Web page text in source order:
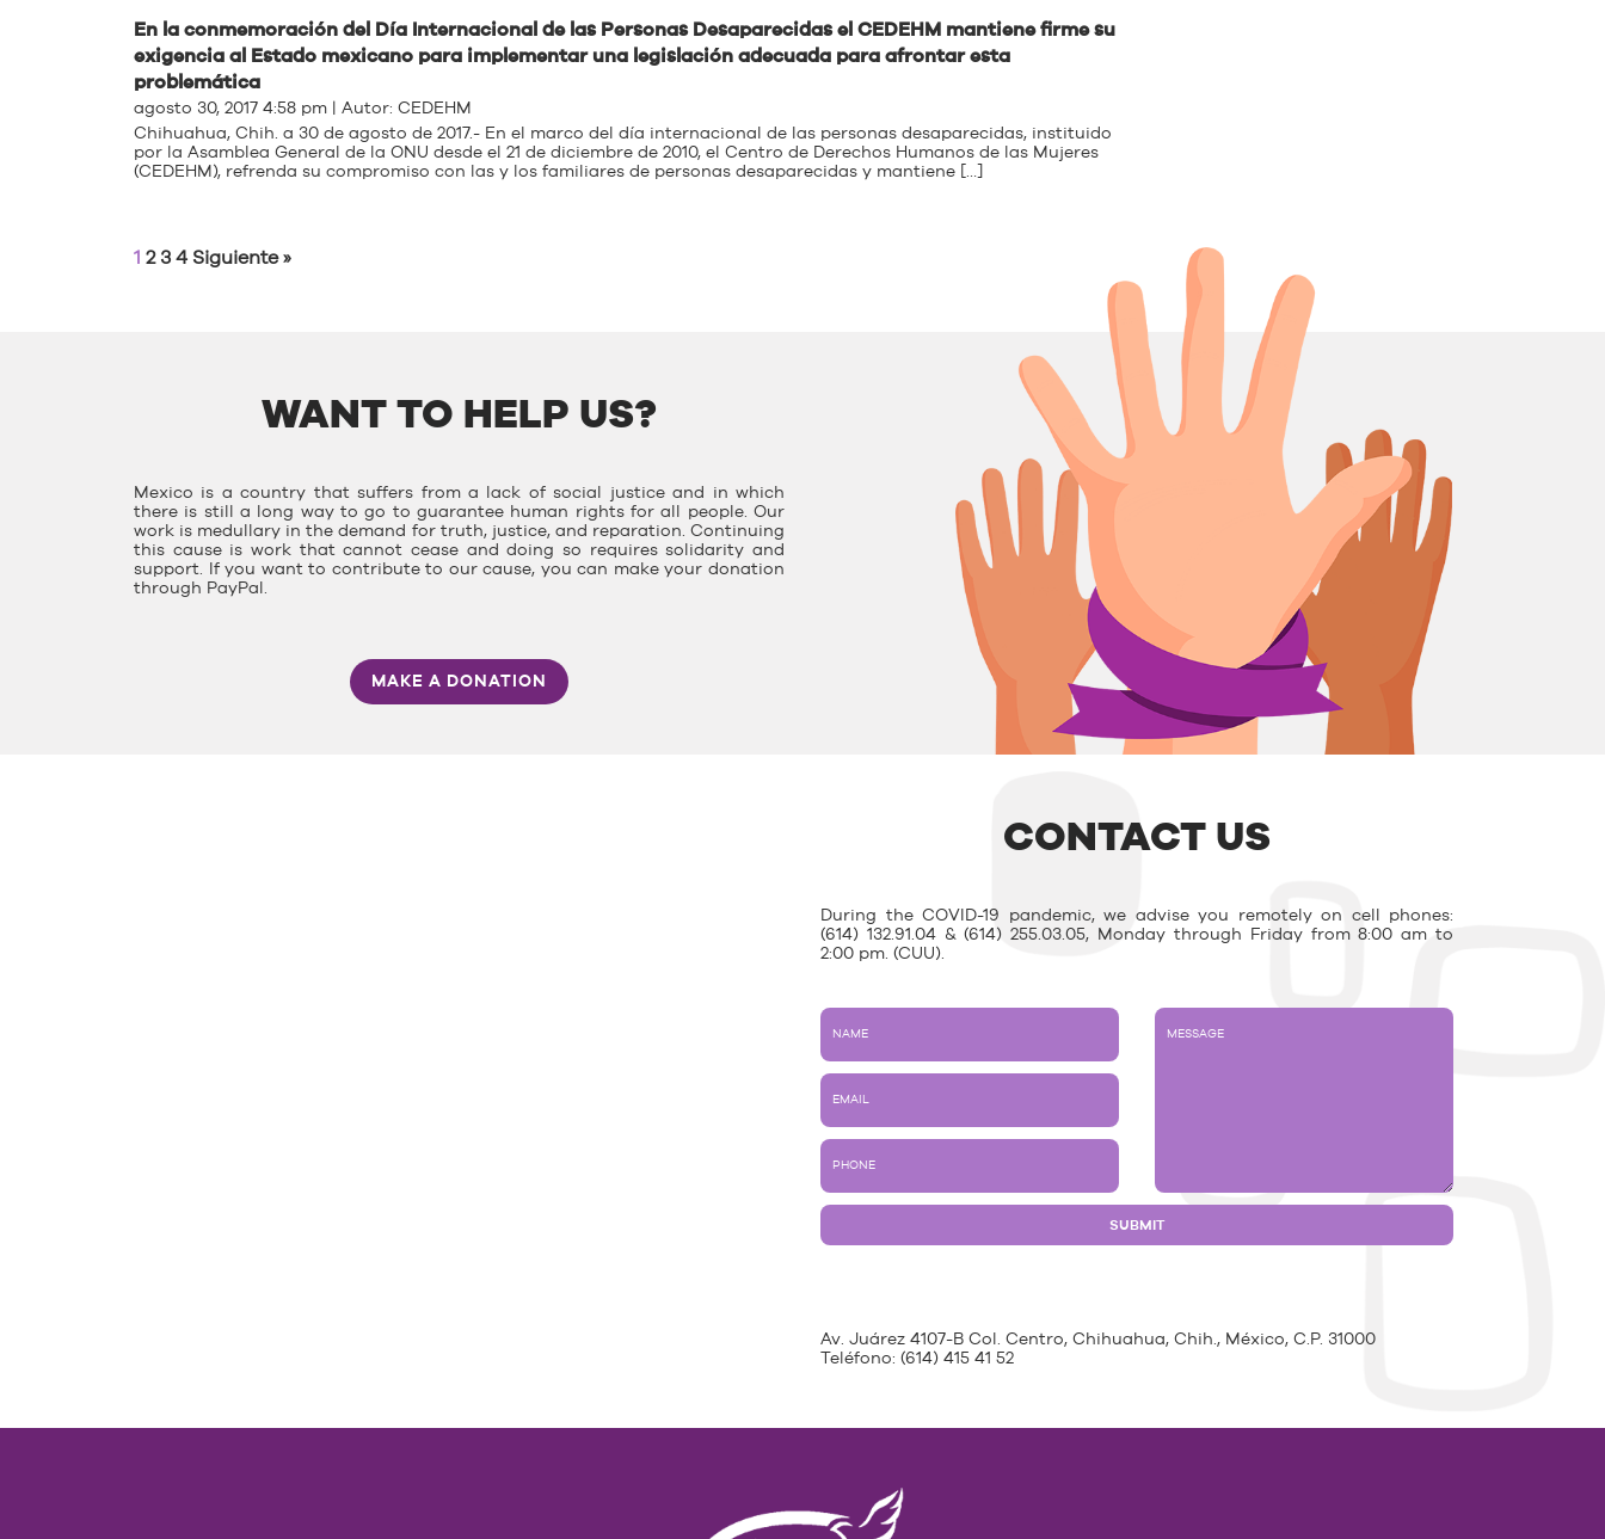
En la conmemoración del Día Internacional de las Personas Desaparecidas el CEDEHM mantiene firme su
exigencia al Estado mexicano para implementar una legislación adecuada para afrontar esta
problemática
agosto 30, 2017 4:58 pm | Autor: CEDEHM
Chihuahua, Chih. a 30 de agosto de 2017.- En el marco del día internacional de las personas desaparecidas, instituido
por la Asamblea General de la ONU desde el 21 de diciembre de 2010, el Centro de Derechos Humanos de las Mujeres
(CEDEHM), refrenda su compromiso con las y los familiares de personas desaparecidas y mantiene […]
1 2 3 4 Siguiente »
WANT TO HELP US?
Mexico is a country that suffers from a lack of social justice and in which
there is still a long way to go to guarantee human rights for all people. Our
work is medullary in the demand for truth, justice, and reparation. Continuing
this cause is work that cannot cease and doing so requires solidarity and
support. If you want to contribute to our cause, you can make your donation
through PayPal.
MAKE A DONATION
CONTACT US
During the COVID-19 pandemic, we advise you remotely on cell phones:
(614) 132.91.04 & (614) 255.03.05, Monday through Friday from 8:00 am to
2:00 pm. (CUU).
Av. Juárez 4107-B Col. Centro, Chihuahua, Chih., México, C.P. 31000
Teléfono: (614) 415 41 52